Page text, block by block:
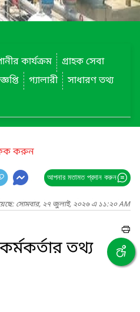
কার্যক্রম
গ্রাহক সেবা
গ্যালারী
সাধারণ তথ্য
করুন
আপনার মতামত প্রদান করুন
সোমবার, ২৭ জুলাই, ২০২৬ এ ১১:২০ AM
তথ্য